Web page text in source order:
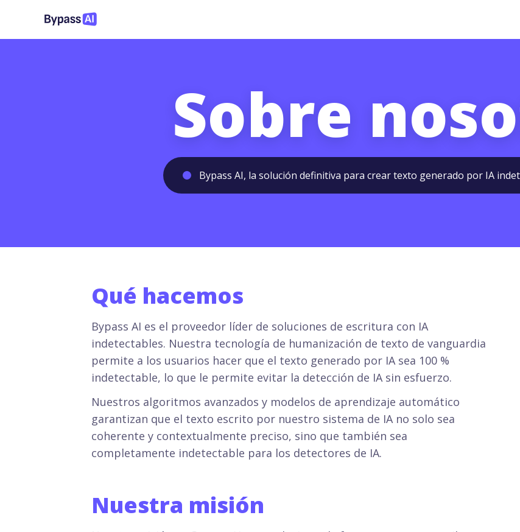
Sobre
Bypass AI, la solución definitiva para crear texto generado por IA
Qué hacemos
Bypass AI es el proveedor líder de soluciones de escritura con IA
indetectables. Nuestra tecnología de humanización de texto de vanguardia
permite a los usuarios hacer que el texto generado por IA sea 100 %
indetectable, lo que le permite evitar la detección de IA sin esfuerzo.
Nuestros algoritmos avanzados y modelos de aprendizaje automático
garantizan que el texto escrito por nuestro sistema de IA no solo sea
coherente y contextualmente preciso, sino que también sea
completamente indetectable para los detectores de IA.
Nuestra misión